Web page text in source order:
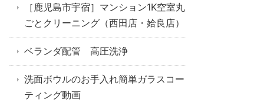
［鹿児島市宇宿］マンション1K空室丸
ごとクリーニング（西田店・姶良店）
ベランダ配管 高圧洗浄
洗面ボウルのお手入れ簡単ガラスコー
ティング動画